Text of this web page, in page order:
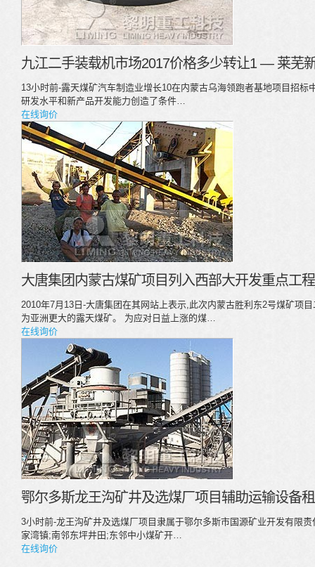
九江二手装载机市场2017价格多少转让1 — 莱芜
13小时前-露天煤矿汽车制造业增长10在内蒙古乌海领跑者基地项目招
研发水平和新产品开发能力创造了条件…
在线询价
大唐集团内蒙古煤矿项目列入西部大开发重点工
2010年7月13日-大唐集团在其网站上表示,此次内蒙古胜利东2号煤矿项
为亚洲更大的露天煤矿。 为应对日益上涨的煤…
在线询价
鄂尔多斯龙王沟矿井及选煤厂项目辅助运输设备
3小时前-龙王沟矿井及选煤厂项目隶属于鄂尔多斯市国源矿业开发有限
家湾镇;南邻东坪井田;东邻中小煤矿开…
在线询价